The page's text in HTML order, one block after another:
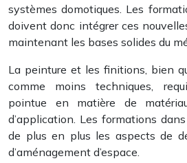
systèmes domotiques. Les
doivent donc intégrer ces
maintenant les bases solides du
La peinture et les finitions, bien
comme moins techniques,
pointue en matière de
d’application. Les formations
de plus en plus les aspects de
d’aménagement d’espace.